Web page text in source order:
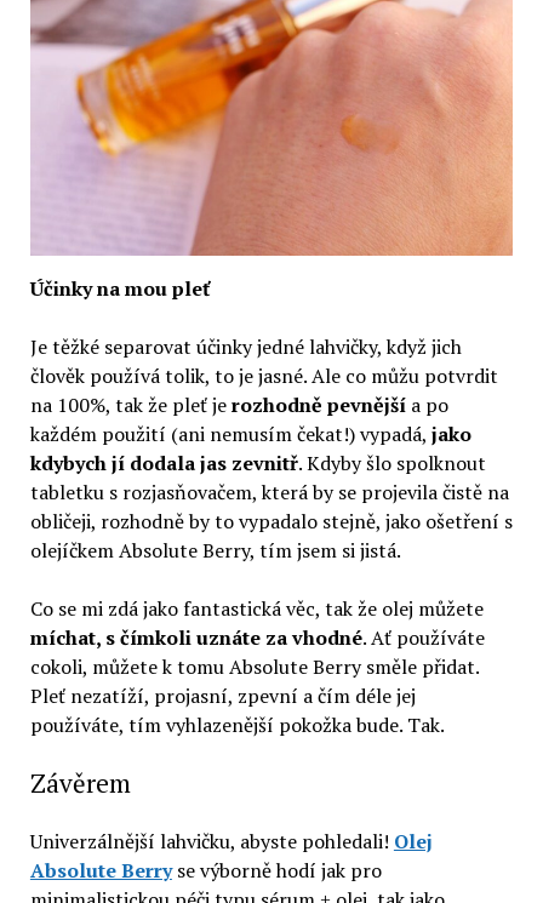
Účinky na mou pleť
Je těžké separovat účinky jedné lahvičky, když jich
člověk používá tolik, to je jasné. Ale co můžu potvrdit
na 100%, tak že pleť jerozhodně pevnějšía po
každém použití (ani nemusím čekat!) vypadá, jako
kdybych jí dodala jas zevnitř. Kdyby šlo spolknout
tabletku s rozjasňovačem, která by se projevila čistě na
obličeji, rozhodně by to vypadalo stejně, jako ošetření s
olejíčkem Absolute Berry, tím jsem si jistá.
Co se mi zdá jako fantastická věc, tak že olej můžete
míchat, s čímkoli uznáte za vhodné. Ať používáte
cokoli, můžete k tomu Absolute Berry směle přidat.
Pleť nezatíží, projasní, zpevní a čím déle jej
používáte, tím vyhlazenější pokožka bude. Tak.
Závěrem
Univerzálnější lahvičku, abyste pohledali! Olej
Absolute Berryse výborně hodí jak pro